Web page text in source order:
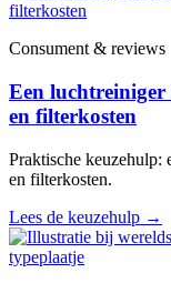
Consument & reviews
Een
en filterkosten
Praktische keuzehulp:
en filterkosten.
Lees de keuzehulp →